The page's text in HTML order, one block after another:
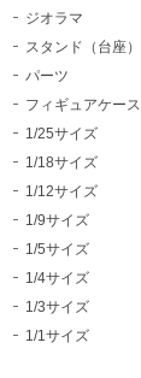
ジオラマ
スタンド（台座）
パーツ
フィギュアケース
1/25サイズ
1/18サイズ
1/12サイズ
1/9サイズ
1/5サイズ
1/4サイズ
1/3サイズ
1/1サイズ